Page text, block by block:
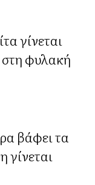
γίνεται
στη φυλακή
βάφει τα
γίνεται